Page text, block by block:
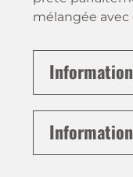
mélangée avec